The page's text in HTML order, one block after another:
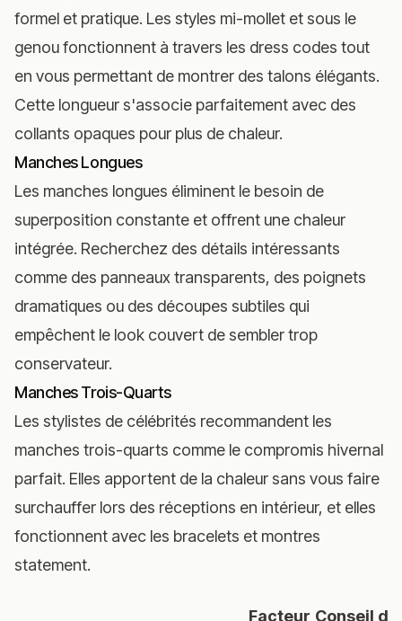
formel et pratique. Les styles mi-mollet et sous le
genou fonctionnent à travers les dress codes tout
en vous permettant de montrer des talons élégants.
Cette longueur s'associe parfaitement avec des
collants opaques pour plus de chaleur.
Manches Longues
Les manches longues éliminent le besoin de
superposition constante et offrent une chaleur
intégrée. Recherchez des détails intéressants
comme des panneaux transparents, des poignets
dramatiques ou des découpes subtiles qui
empêchent le look couvert de sembler trop
conservateur.
Manches Trois-Quarts
Les stylistes de célébrités recommandent les
manches trois-quarts comme le compromis hivernal
parfait. Elles apportent de la chaleur sans vous faire
surchauffer lors des réceptions en intérieur, et elles
fonctionnent avec les bracelets et montres
statement.
Facteur Conseil de